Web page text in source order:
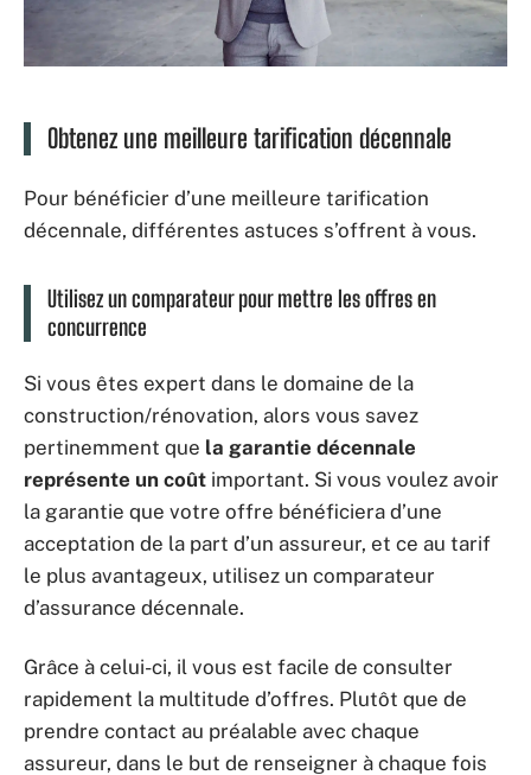
Obtenez une meilleure tarification décennale
Pour bénéficier d’une meilleure tarification
décennale, différentes astuces s’offrent à vous.
Utilisez un comparateur pour mettre les offres en
concurrence
Si vous êtes expert dans le domaine de la
construction/rénovation, alors vous savez
pertinemment que la garantie décennale
représente un coût important. Si vous voulez avoir
la garantie que votre offre bénéficiera d’une
acceptation de la part d’un assureur, et ce au tarif
le plus avantageux, utilisez un comparateur
d’assurance décennale.
Grâce à celui-ci, il vous est facile de consulter
rapidement la multitude d’offres. Plutôt que de
prendre contact au préalable avec chaque
assureur, dans le but de renseigner à chaque fois